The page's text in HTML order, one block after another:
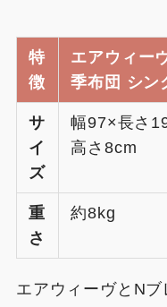
特
徴
エアウィー
季布団 シン
サ
イ
ズ
幅97×長さ
高さ8cm
重
さ
約8kg
エアウィーヴとN